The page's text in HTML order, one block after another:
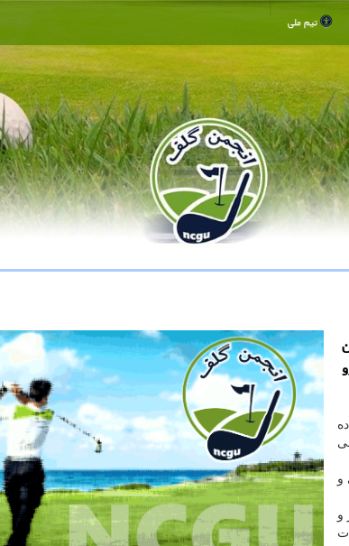
تیم ملی
و
و